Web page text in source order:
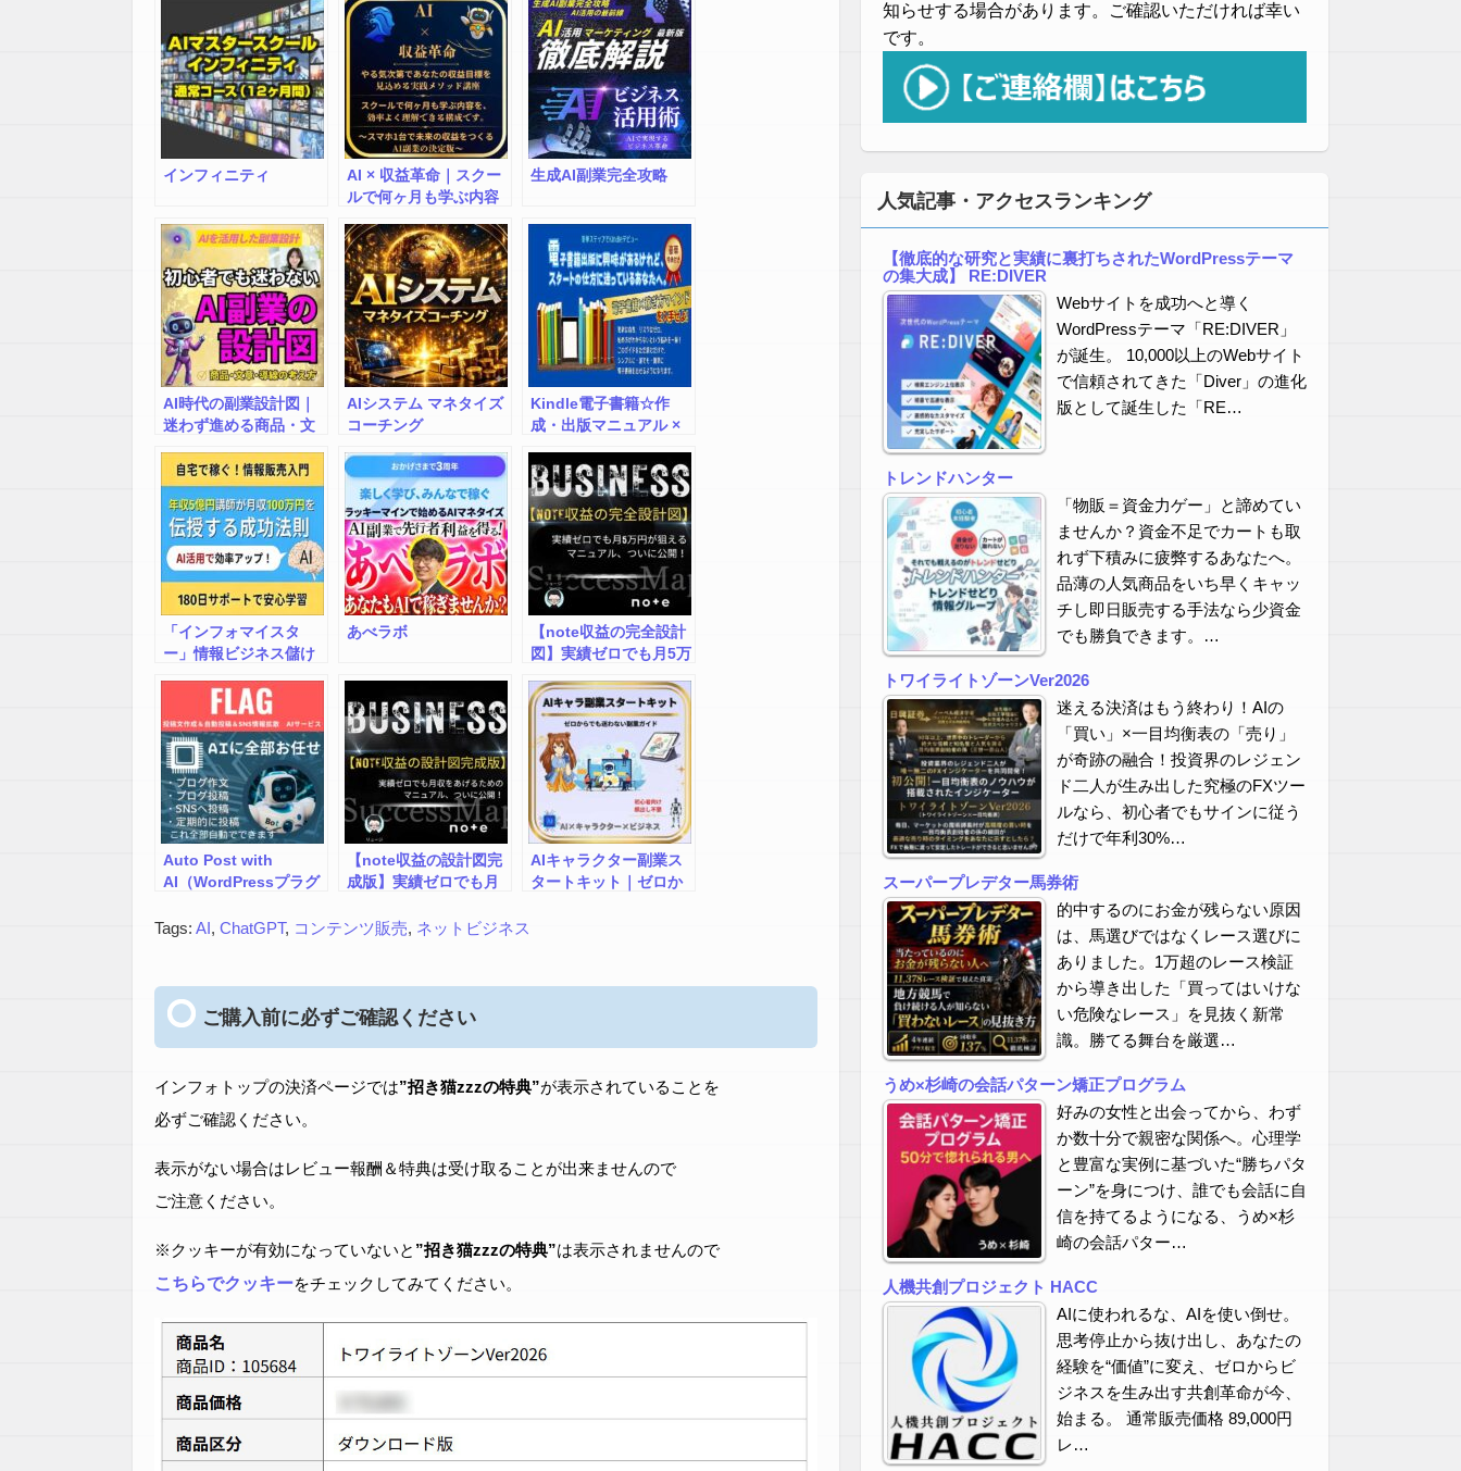
インフィニティ
AI × 収益革命｜スクー
ルで何ヶ月も学ぶ内容
AI活用副業ガイド
生成AI副業完全攻略
AI時代の副業設計図｜
迷わず進める商品・文
マップ（全144P）
AIシステム マネタイズ
コーチング
Kindle電子書籍☆作
成・出版マニュアル ×
ー講座
「インフォマイスタ
ー」情報ビジネス儲け
あべラボ
【note収益の完全設計
図】実績ゼロでも月5万
ル、ついに公開！
Auto Post with
AI（WordPressプラグ
【note収益の設計図完
成版】実績ゼロでも月
ュアル、ついに公開！
AIキャラクター副業ス
タートキット｜ゼロか
Tags: AI, ChatGPT, コンテンツ販売, ネットビジネス
ご購入前に必ずご確認ください
インフォトップの決済ページでは”招き猫zzzの特典”が表示されていることを
必ずご確認ください。
表示がない場合はレビュー報酬＆特典は受け取ることが出来ませんので
ご注意ください。
※クッキーが有効になっていないと ”招き猫zzzの特典”は表示されませんので
こちらでクッキーをチェックしてみてください。
知らせする場合があります。ご確認いただければ幸い
です。
人気記事・アクセスランキング
【徹底的な研究と実績に裏打ちされたWordPressテーマ
の集大成】 RE:DIVER
Webサイトを成功へと導く
WordPressテーマ「RE:DIVER」
が誕生。 10,000以上のWebサイト
で信頼されてきた「Diver」の進化
版として誕生した「RE…
トレンドハンター
「物販＝資金力ゲー」と諦めてい
ませんか？資金不足でカートも取
れず下積みに疲弊するあなたへ。
品薄の人気商品をいち早くキャッ
チし即日販売する手法なら少資金
でも勝負できます。…
トワイライトゾーンVer2026
迷える決済はもう終わり！AIの
「買い」×一目均衡表の「売り」
が奇跡の融合！投資界のレジェン
ド二人が生み出した究極のFXツー
ルなら、初心者でもサインに従う
だけで年利30%…
スーパープレデター馬券術
的中するのにお金が残らない原因
は、馬選びではなくレース選びに
ありました。1万超のレース検証
から導き出した「買ってはいけな
い危険なレース」を見抜く新常
識。勝てる舞台を厳選…
うめ×杉崎の会話パターン矯正プログラム
好みの女性と出会ってから、わず
か数十分で親密な関係へ。心理学
と豊富な実例に基づいた“勝ちパタ
ーン”を身につけ、誰でも会話に自
信を持てるようになる、うめ×杉
崎の会話パター…
人機共創プロジェクト HACC
AIに使われるな、AIを使い倒せ。
思考停止から抜け出し、あなたの
経験を“価値”に変え、ゼロからビ
ジネスを生み出す共創革命が今、
始まる。 通常販売価格 89,000円
レ…